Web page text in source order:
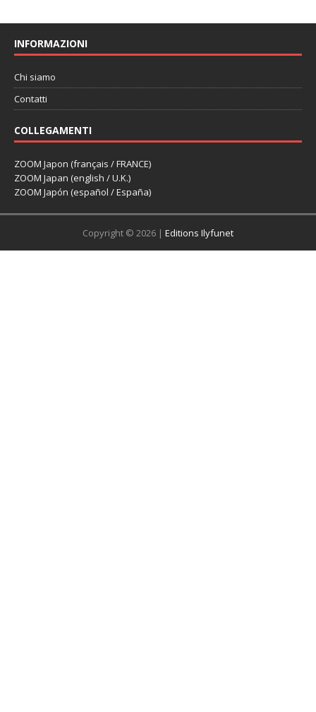
INFORMAZIONI
Chi siamo
Contatti
COLLEGAMENTI
ZOOM Japon (français / FRANCE)
ZOOM Japan (english / U.K.)
ZOOM Japón (español / España)
Copyright © 2026 | Editions Ilyfunet